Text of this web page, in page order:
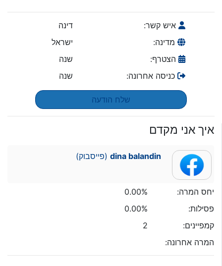
איש קשר:
דינה
מדינה:
ישראל
הצטרף:
שנה
כניסה אחרונה:
שנה
שלח הודעה
איך אני מקדם
dina balandin(פייסבוק)
יחס המרה:
0.00%
פסילות:
0.00%
קמפיינים:
2
המרה אחרונה: